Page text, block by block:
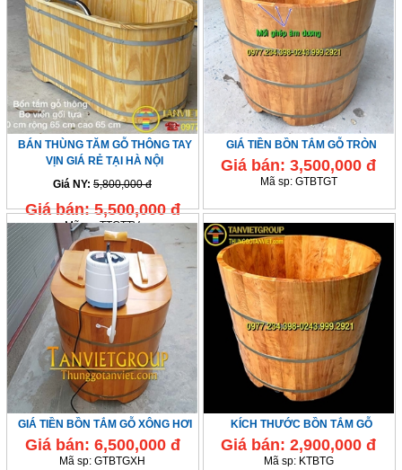
BÁN THÙNG TĂM GỖ THÔNG TAY
VỊN GIÁ RẺ TẠI HÀ NỘI
Giá NY: 5,800,000 đ
Giá bán:5,500,000 đ
Mã sp:TTGTTV
GIÁ TIỀN BỒN TẮM GỖ TRÒN
Giá bán: 3,500,000 đ
Mã sp:GTBTGT
GIÁ TIỀN BỒN TẮM GỖ XÔNG HƠI
Giá bán: 6,500,000 đ
Mã sp:GTBTGXH
KÍCH THƯỚC BỒN TẮM GỖ
Giá bán: 2,900,000 đ
Mã sp: KTBTG